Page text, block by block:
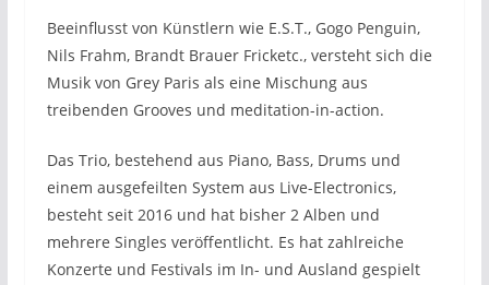
Beeinflusst von Künstlern wie E.S.T., Gogo Penguin,
Nils Frahm, Brandt Brauer Fricketc., versteht sich die
Musik von Grey Paris als eine Mischung aus
treibenden Grooves und meditation-in-action.
Das Trio, bestehend aus Piano, Bass, Drums und
einem ausgefeilten System aus Live-Electronics,
besteht seit 2016 und hat bisher 2 Alben und
mehrere Singles veröffentlicht. Es hat zahlreiche
Konzerte und Festivals im In- und Ausland gespielt